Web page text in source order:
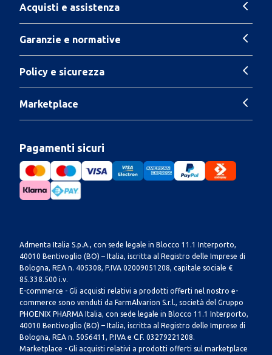
Acquisti e assistenza
Garanzie e normative
Policy e sicurezza
Marketplace
Pagamenti sicuri
Admenta Italia S.p.A., con sede legale in Blocco 11.1 Interporto,
40010 Bentivoglio (BO) – Italia, iscritta al Registro delle Imprese di
Bologna, REA n. 405308, P.IVA 02009051208, capitale sociale €
85.338.500 i.v.
E-commerce - Gli acquisti relativi a prodotti offerti nel nostro e-
commerce sono venduti da FarmAlvarion S.r.l., società del Gruppo
PHOENIX PHARMA Italia, con sede legale in Blocco 11.1 Interporto,
40010 Bentivoglio (BO) – Italia, iscritta al Registro delle Imprese di
Bologna, REA n. 5056411, P.IVA e C.F. 03279221208.
Marketplace - Gli acquisti relativi a prodotti offerti sul marketplace